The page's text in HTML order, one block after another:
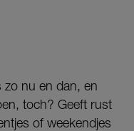
zo nu en dan, en
toch? Geeft rust
of weekendjes